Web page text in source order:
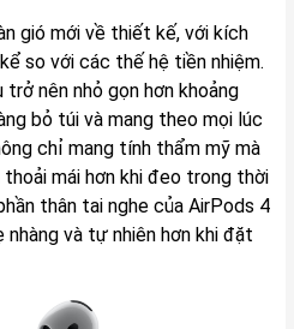
gió mới về thiết kế, với kích
so với các thế hệ tiền nhiệm.
nên nhỏ gọn hơn khoảng
bỏ túi và mang theo mọi lúc
chỉ mang tính thẩm mỹ mà
mái hơn khi đeo trong thời
thân tai nghe của AirPods 4
nhàng và tự nhiên hơn khi đặt